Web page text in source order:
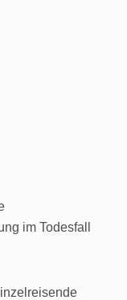
im Todesfall